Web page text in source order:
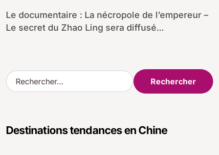
Le documentaire : La nécropole de l’empereur –
Le secret du Zhao Ling sera diffusé...
R
e
rDestinations tendances en Chine